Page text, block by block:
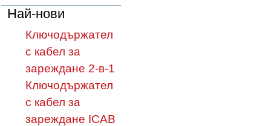
Най-нови
Ключодържател
с кабел за
зареждане 2-в-1
Ключодържател
с кабел за
зареждане ICAB